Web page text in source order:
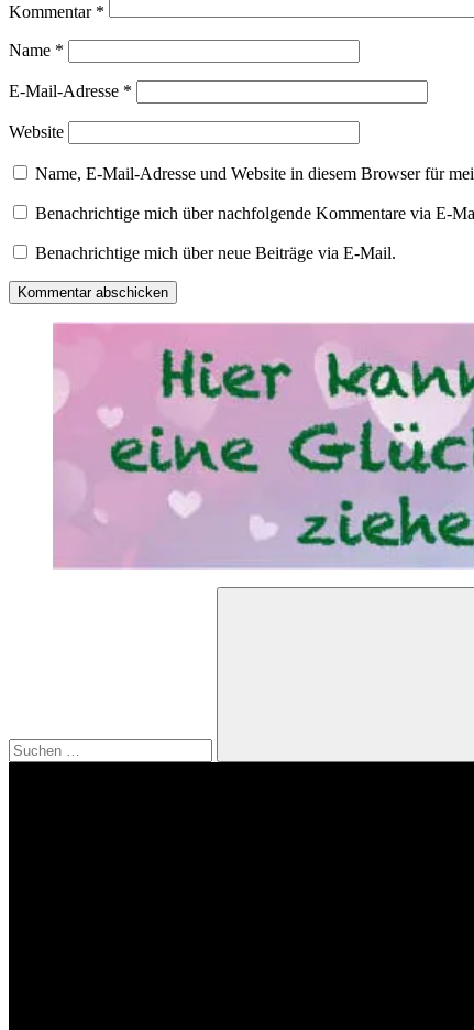
Kommentar *
Name *
E-Mail-Adresse *
Website
Name, E-Mail-Adresse und Website in diesem Browser für
Benachrichtige mich über nachfolgende Kommentare via E-
Benachrichtige mich über neue Beiträge via E-Mail.
Suchen